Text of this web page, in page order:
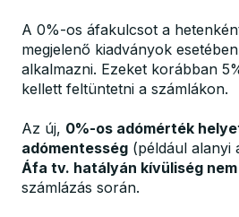
A 0%-os áfakulcsot a
megjelenő kiadványok
alkalmazni. Ezeket korábban
kellett feltüntetni a számlákon.
Az új, 0%-os adómérték
adómentesség (például alanyi
Áfa tv. hatályán kívüliség
számlázás során.